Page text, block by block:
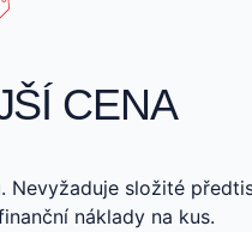
CENA
složité
náklady na kus.